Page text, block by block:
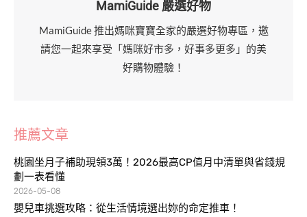
MamiGuide 嚴選好物
MamiGuide 推出媽咪寶寶全家的嚴選好物專區，邀
請您一起來享受「媽咪好市多，好事多更多」的美
好購物體驗！
推薦文章
桃園坐月子補助現領3萬！2026最高CP值月中清單與省錢規
劃一表看懂
2026-05-08
嬰兒車挑選攻略：從生活情境選出妳的命定推車！